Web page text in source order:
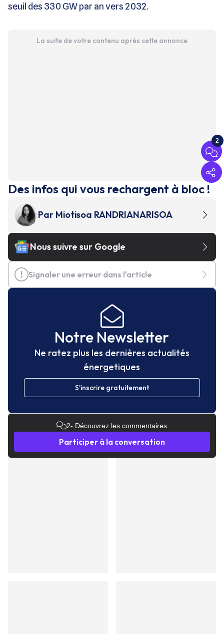
seuil des 330 GW par an vers 2032.
La suite de votre contenu après cette annonce
2
Des infos qui vous rechargent à bloc !
Par Miotisoa RANDRIANARISOA
Nous suivre sur Google
Signaler une erreur dans l'article
Notre Newsletter
Ne ratez plus les dernières actualités
énergetiques
S'inscrire gratuitement
2- Découvrez les commentaires
Participer à la conversation